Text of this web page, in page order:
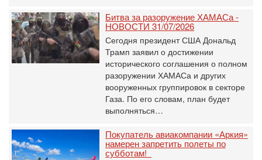
Битва за разоружение ХАМАСа -
НОВОСТИ 31/07/2026
Сегодня президент США Дональд
Трамп заявил о достижении
исторического соглашения о полном
разоружении ХАМАСа и других
вооруженных группировок в секторе
Газа. По его словам, план будет
выполняться…
Покупатель авиакомпании «Аркия»
намерен запретить полеты по
субботам!